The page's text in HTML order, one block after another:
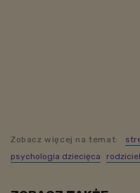
Zobacz więcej na temat:
psychologia dziecięca